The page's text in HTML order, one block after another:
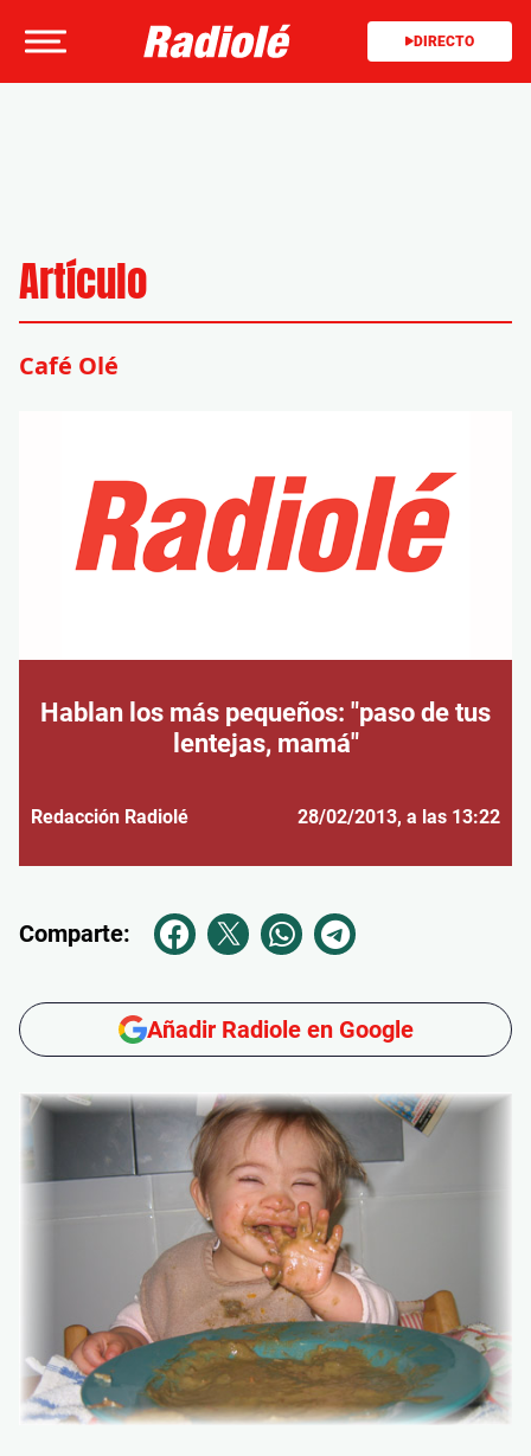
DIRECTO
Artículo
Café Olé
Hablan los más pequeños: "paso de tus
lentejas, mamá"
Redacción Radiolé 28/02/2013, a las 13:22
Comparte:
Añadir Radiole en Google